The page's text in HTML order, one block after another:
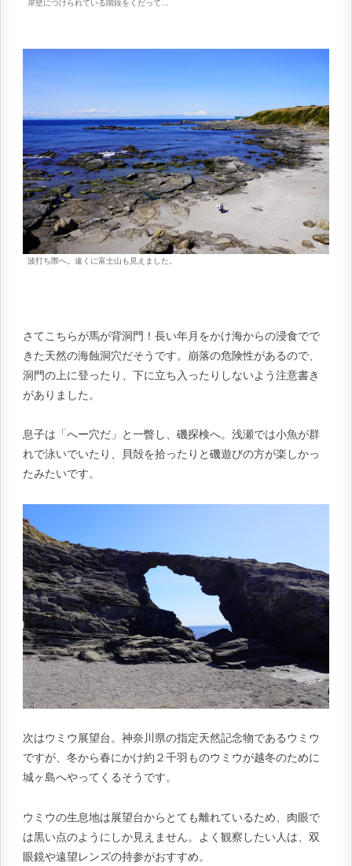
岸壁につけられている階段をくだって…
波打ち際へ。遠くに富士山も見えました。
さてこちらが馬が背洞門！長い年月をかけ海からの浸食でで
きた天然の海蝕洞穴だそうです。崩落の危険性があるので、
洞門の上に登ったり、下に立ち入ったりしないよう注意書き
がありました。
息子は「へー穴だ」と一瞥し、磯探検へ。浅瀬では小魚が群
れで泳いでいたり、貝殻を拾ったりと磯遊びの方が楽しかっ
たみたいです。
次はウミウ展望台。神奈川県の指定天然記念物であるウミウ
ですが、冬から春にかけ約２千羽ものウミウが越冬のために
城ヶ島へやってくるそうです。
ウミウの生息地は展望台からとても離れているため、肉眼で
は黒い点のようにしか見えません。よく観察したい人は、双
眼鏡や遠望レンズの持参がおすすめ。